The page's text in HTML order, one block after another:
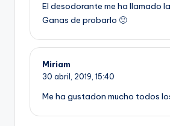
El desodorante me ha llamado
Ganas de probarlo 🙂
Miriam
30 abril, 2019, 15:40
Me ha gustadon mucho todos